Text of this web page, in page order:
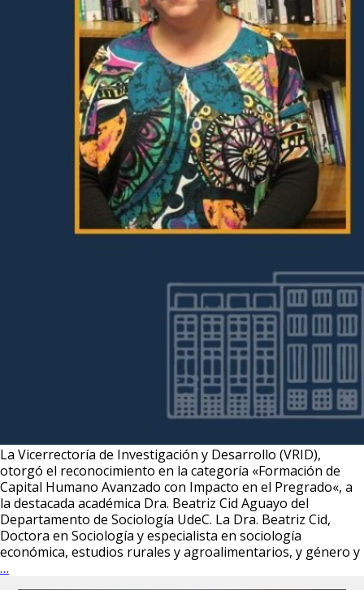
La Vicerrectoría de Investigación y Desarrollo (VRID),
otorgó el reconocimiento en la categoría «Formación de
Capital Humano Avanzado con Impacto en el Pregrado«, a
la destacada académica Dra. Beatriz Cid Aguayo del
Departamento de Sociología UdeC. La Dra. Beatriz Cid,
Doctora en Sociología y especialista en sociología
económica, estudios rurales y agroalimentarios, y género y
…